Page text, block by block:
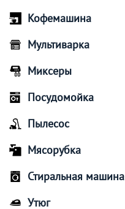
Кофемашина
Мультиварка
Миксеры
Посудомойка
Пылесос
Мясорубка
Стиральная машина
Утюг